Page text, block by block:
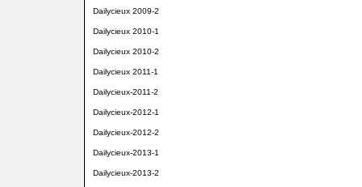
Dailycieux 2009-2
Dailycieux 2010-1
Dailycieux 2010-2
Dailycieux 2011-1
Dailycieux-2011-2
Dailycieux-2012-1
Dailycieux-2012-2
Dailycieux-2013-1
Dailycieux-2013-2